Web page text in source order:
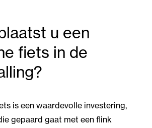
u een
fiets in de
is een waardevolle investering,
gepaard gaat met een flink